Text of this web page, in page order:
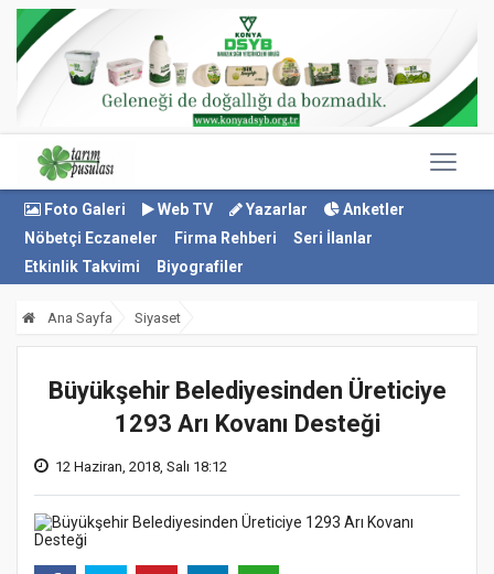
Foto Galeri Web TV Yazarlar
Anketler
Nöbetçi Eczaneler
Firma Rehberi
Seri İlanlar
Etkinlik Takvimi
Biyografiler
Ana Sayfa Siyaset
Büyükşehir Belediyesinden Üreticiye
1293 Arı Kovanı Desteği
12 Haziran, 2018, Salı 18:12